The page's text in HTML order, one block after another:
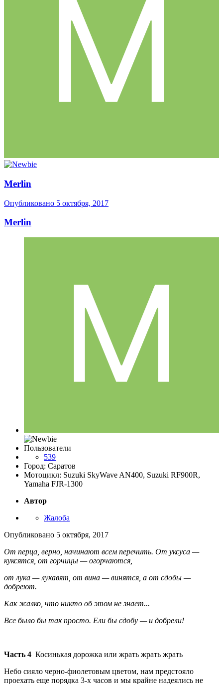
Merlin
Опубликовано 5 октября, 2017
Merlin
Пользователи
539
Город: Саратов
Мотоцикл: Suzuki SkyWave AN400, Suzuki RF900R,
Yamaha FJR-1300
Автор
Жалоба
Опубликовано 5 октября, 2017
От перца, верно, начинают всем перечить. От уксуса —
куксятся, от горчицы — огорчаются,
от лука — лукавят, от вина — винятся, а от сдобы —
добреют.
Как жалко, что никто об этом не знает...
Все было бы так просто. Ели бы сдобу — и добрели!
Часть 4 Косинькая дорожка или жрать жрать жрать
Небо сияло черно-фиолетовым цветом, нам предстояло
проехать еще порядка 3-х часов и мы крайне надеялись не